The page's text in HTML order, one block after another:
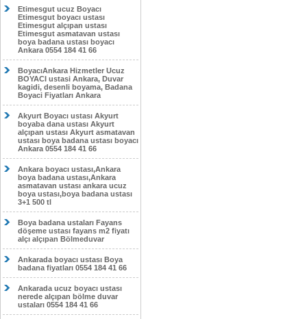
Etimesgut ucuz Boyacı
Etimesgut boyacı ustası
Etimesgut alçıpan ustası
Etimesgut asmatavan ustası
boya badana ustası boyacı
Ankara 0554 184 41 66
BoyacıAnkara Hizmetler Ucuz
BOYACI ustasi Ankara, Duvar
kagidi, desenli boyama, Badana
Boyaci Fiyatları Ankara
Akyurt Boyacı ustası Akyurt
boyaba dana ustası Akyurt
alçıpan ustası Akyurt asmatavan
ustası boya badana ustası boyacı
Ankara 0554 184 41 66
Ankara boyacı ustası,Ankara
boya badana ustası,Ankara
asmatavan ustası ankara ucuz
boya ustası,boya badana ustası
3+1 500 tl
Boya badana ustaları Fayans
döşeme ustası fayans m2 fiyatı
alçı alçıpan Bölmeduvar
Ankarada boyacı ustası Boya
badana fiyatları 0554 184 41 66
Ankarada ucuz boyacı ustası
nerede alçıpan bölme duvar
ustaları 0554 184 41 66